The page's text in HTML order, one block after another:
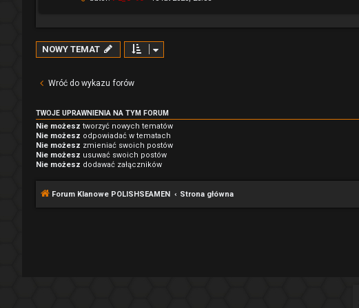
NOWY TEMAT
Wróć do wykazu forów
TWOJE UPRAWNIENIA NA TYM FORUM
Nie możesz tworzyć nowych tematów
Nie możesz odpowiadać w tematach
Nie możesz zmieniać swoich postów
Nie możesz usuwać swoich postów
Nie możesz dodawać załączników
Forum Klanowe POLISHSEAMEN Strona główna